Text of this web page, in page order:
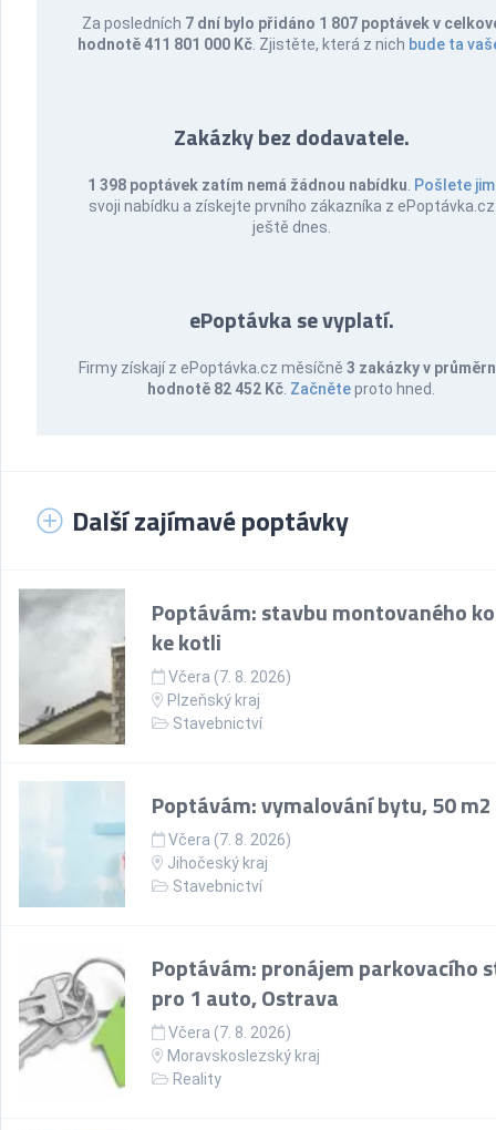
Za posledních 7 dní bylo přidáno 1 807 poptávek v
hodnotě 411 801 000 Kč . Zjistěte, která z nich bude ta
Zakázky bez dodavatele.
1 398 poptávek zatím nemá žádnou nabídku Pošlete jim
svoji nabídku a získejte prvního zákazníka z ePoptávka.cz
ještě dnes.
ePoptávka se vyplatí.
Firmy získají z ePoptávka.cz měsíčně 3 zakázky v
hodnotě 82 452 Kč Začněteproto hned.
Další zajímavé poptávky
Poptávám: stavbu montovaného
ke kotli
Včera (7. 8. 2026)
Plzeňský kraj
Stavebnictví
Poptávám: vymalování bytu, 50 m2
Včera (7. 8. 2026)
Jihočeský kraj
Stavebnictví
Poptávám: pronájem parkovacího
pro 1 auto, Ostrava
Včera (7. 8. 2026)
Moravskoslezský kraj
Reality